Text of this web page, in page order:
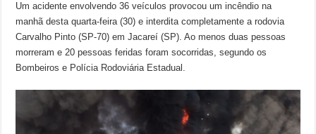
Um acidente envolvendo 36 veículos provocou um incêndio na
manhã desta quarta-feira (30) e interdita completamente a rodovia
Carvalho Pinto (SP-70) em Jacareí (SP). Ao menos duas pessoas
morreram e 20 pessoas feridas foram socorridas, segundo os
Bombeiros e Polícia Rodoviária Estadual.